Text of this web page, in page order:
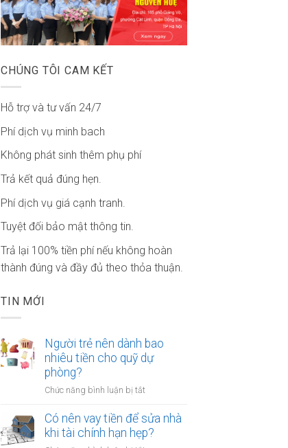
CHÚNG TÔI CAM KẾT
Hỗ trợ và tư vấn 24/7
Phí dịch vụ minh bach
Không phát sinh thêm phụ phí
Trả kết quả đúng hẹn.
Phí dịch vụ giá cạnh tranh.
Tuyệt đối bảo mật thông tin.
Trả lại 100% tiền phí nếu không hoàn
thành đúng và đầy đủ theo thỏa thuận.
TIN MỚI
Người trẻ nên dành bao
nhiêu tiền cho quỹ dự
phòng?
Chức năng bình luận bị tắt
trẻ
nên
Có nên vay tiền để sửa nhà
khi tài chính hạn hẹp?